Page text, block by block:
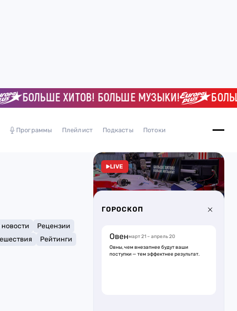
БОЛЬШЕ ХИТОВ! БОЛЬШЕ МУЗЫКИ!
Программы Плейлист Подкасты Потоки
Рецензии
Рейтинги
LIVE
ГОРОСКОП
Овенмарт 21 – апрель 20
Овны, чем внезапнее будут ваши
поступки — тем эффектнее результат.